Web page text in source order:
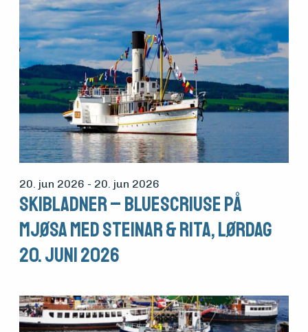
20. jun 2026 - 20. jun 2026
Skibladner – Bluescriuse på
Mjøsa med Steinar & Rita, lørdag
20. juni 2026